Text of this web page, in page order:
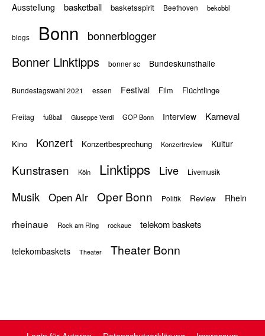
Ausstellung basketball basketsspirit Beethoven bekobbl
blogs Bonn bonnerblogger
Bonner Linktipps bonner sc Bundeskunsthalle
Bundestagswahl 2021 essen Festival Film Flüchtlinge
Freitag fußball Giuseppe Verdi GOP Bonn Interview Karneval
Kino Konzert Konzertbesprechung Konzertreview Kultur
Kunstrasen Köln Linktipps Live Livemusik
Musik Open AIr Oper Bonn Politik Review Rhein
rheinaue Rock am RIng rockaue telekom baskets
telekombaskets Theater Theater Bonn